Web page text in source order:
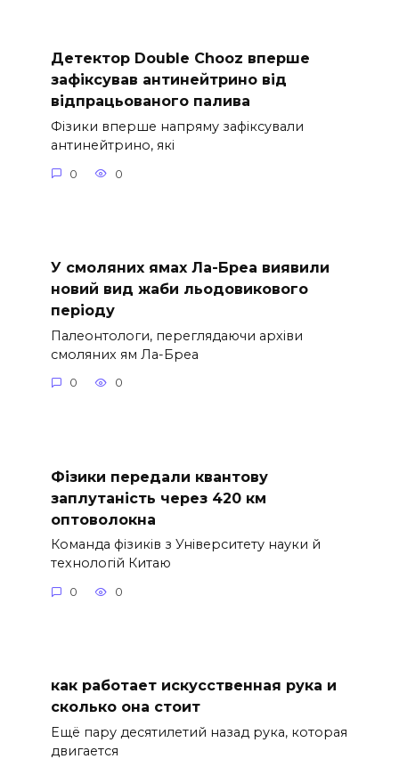
Детектор Double Chooz вперше
зафіксував антинейтрино від
відпрацьованого палива
Фізики вперше напряму зафіксували
антинейтрино, які
0 0
У смоляних ямах Ла-Бреа виявили
новий вид жаби льодовикового
періоду
Палеонтологи, переглядаючи архіви
смоляних ям Ла-Бреа
0 0
Фізики передали квантову
заплутаність через 420 км
оптоволокна
Команда фізиків з Університету науки й
технологій Китаю
0 0
как работает искусственная рука и
сколько она стоит
Ещё пару десятилетий назад рука, которая
двигается